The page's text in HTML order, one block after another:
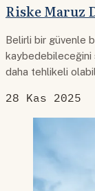
Riske Maruz
Belirli bir güvenle
kaybedebileceğini
daha tehlikeli
28 Kas 2025